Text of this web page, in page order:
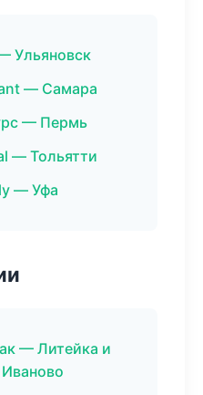
Ульяновск
— Самара
— Пермь
— Тольятти
— Уфа
— Литейка и